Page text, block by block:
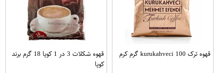
قهوه ترک kurukahveci 100 گرم کرم
قهوه شکلات 3 در 1 کوپا 18 گرم برند
کوپا